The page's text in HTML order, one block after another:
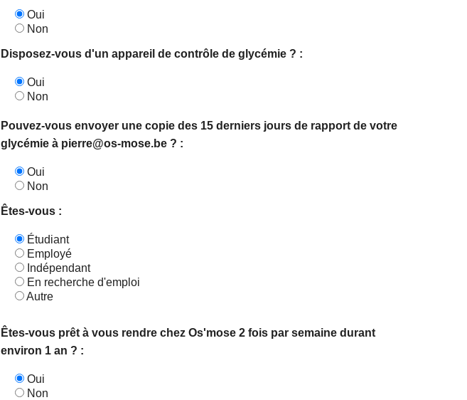
Oui
Non
Disposez-vous d'un appareil de contrôle de glycémie ? :
Oui
Non
Pouvez-vous envoyer une copie des 15 derniers jours de rapport de votre
glycémie à pierre@os-mose.be ? :
Oui
Non
Êtes-vous :
Étudiant
Employé
Indépendant
En recherche d'emploi
Autre
Êtes-vous prêt à vous rendre chez Os'mose 2 fois par semaine durant
environ 1 an ? :
Oui
Non